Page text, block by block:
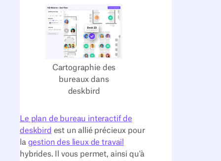
Cartographie des
bureaux dans
deskbird
Le plan de bureau interactif de
deskbird est un allié précieux pour
la gestion des lieux de travail
hybrides. Il vous permet, ainsi qu'à